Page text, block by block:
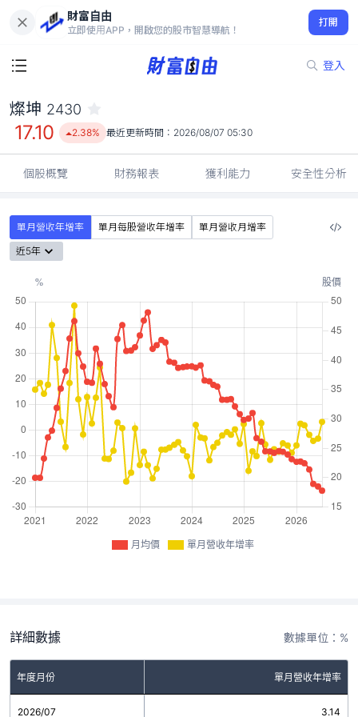
財富自由
立即使用APP，開啟您的股市智慧導航！
打開
登入
17.10
2.38%
燦坤 2430
17.10 2.38% 最近更新時間： 2026/08/07 05:30
個股概覽 財務報表 獲利能力 安全性分析
單月營收年增率 單月每股營收年增率
單月營收月增率
近5年
月均價 單月營收年增率
詳細數據 數據單位：%
年度月份 單月營收年增率
2026/07 3.14